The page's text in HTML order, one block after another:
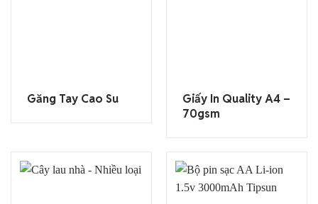
Găng Tay Cao Su
Giấy In Quality A4 –
70gsm